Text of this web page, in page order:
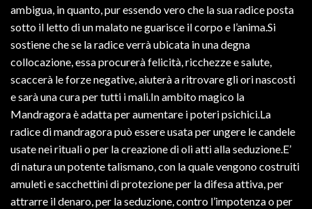
ambigua, in quanto, pur essendo vero che la sua radice posta
sotto il letto di un malato ne guarisce il corpo e l’anima.Si
sostiene che se la radice verrà ubicata in una degna
collocazione, essa procurerà felicità, ricchezze e salute,
scaccerà le forze negative, aiuterà a ritrovare gli ori nascosti
e sarà una cura per tutti i mali.In ambito magico la
Mandragora è adatta per aumentare i poteri psichici.La
radice di mandragora può essere usata per ungere le candele
usate nei rituali o per la creazione di oli atti alla seduzione.E’
di natura un potente talismano, con la quale vengono costruiti
amuleti e sacchettini di protezione per la difesa attiva, per
attrarre il denaro, per la seduzione, contro l’impotenza o per